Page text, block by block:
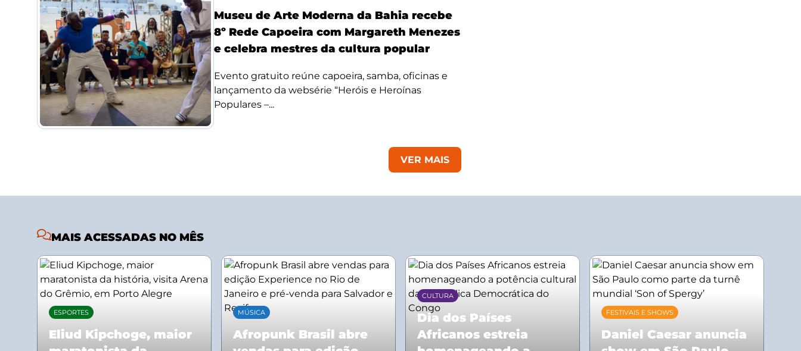
Museu de Arte Moderna da Bahia recebe
8º Rede Capoeira com Margareth Menezes
e celebra mestres da cultura popular
Evento gratuito reúne capoeira, samba, oficinas e
lançamento da websérie “Heróis e Heroínas
Populares –...
VER MAIS
MAIS ACESSADAS NO MÊS
ESPORTES
Eliud Kipchoge, maior
MÚSICA
Afropunk Brasil abre
CULTURA
Dia dos Países
Africanos estreia
FESTIVAIS E SHOWS
Daniel Caesar anuncia